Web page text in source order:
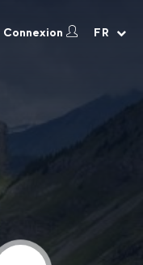
Connexion FR